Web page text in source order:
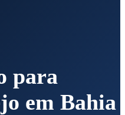
para
em Bahia